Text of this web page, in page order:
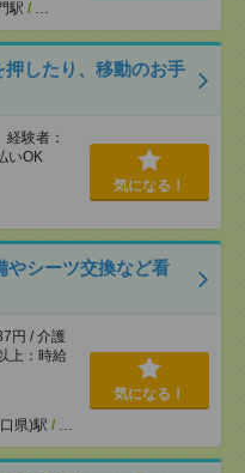
駅 / …
押したり、移動のお手
験者：
いOK
気になる！
やシーツ交換など看
円 / 介護
上：時給
県)駅 / …
気になる！